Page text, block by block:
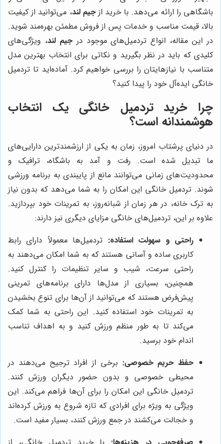
باشگاهی را ارائه می‌دهد. با خرید ازجیم لند، می‌توانید از کیفیت
بالا، قیمت مناسب و خدمات پس از فروش مطمئن بهره‌مند شوید.
در این مقاله، انواع تردمیل‌های موجود درجیم لند، ویژگی‌های
کلیدی که باید در نظر بگیرید و نکاتی برای انتخاب بهترین مدل
متناسب با نیازهایتان را بررسی خواهیم کرد. آماده‌اید تا تردمیل
خانگی ایده‌آل خود را پیدا کنید؟
چرا خرید تردمیل خانگی یک انتخاب
هوشمندانه است؟
در دنیای پرشتاب امروز، زمان به یکی از ارزشمندترین دارایی‌های
ما تبدیل شده است. رفت و آمد به باشگاه، ترافیک و
محدودیت‌های زمانی می‌توانند مانع از پایبندی به برنامه ورزشی
شوند. تردمیل خانگی این امکان را به شما می‌دهد که بدون نیاز
به ترک خانه، در هر زمان از شبانه‌روز، به تمرینات خود بپردازید.
علاوه بر این، تردمیل‌های خانگی مزایای دیگری نیز دارند:
راحتی و سهولت استفاده: تردمیل‌ها معمولاً دارای رابط
کاربری ساده و آسانی هستند که به شما امکان می‌دهند به
راحتی سرعت، شیب و سایر تنظیمات را کنترل کنید.
همچنین، بسیاری از مدل‌ها دارای برنامه‌های تمرینی
پیش‌فرض هستند که می‌توانید از آن‌ها برای تنوع بخشیدن
به تمرینات خود استفاده کنید. این راحتی به شما کمک
می‌کند تا به طور منظم ورزش کنید و به اهداف تناسب
اندام خود برسید.
حفظ حریم خصوصی: برخی از افراد ترجیح می‌دهند در
محیطی خصوصی و بدون حضور دیگران ورزش کنند.
تردمیل خانگی این امکان را برای آن‌ها فراهم می‌کند. این
ویژگی به ویژه برای افرادی که تازه شروع به ورزش کرده‌اند
و خجالت می‌کشند در جمع ورزش کنند، بسیار مفید است.